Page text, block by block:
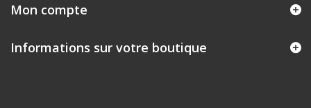
Mon compte
Informations sur votre boutique